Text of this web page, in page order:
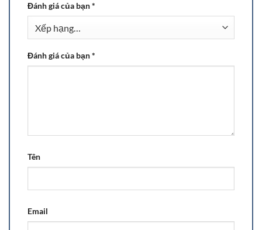
Đánh giá của bạn*
Đánh giá của bạn*
Tên
Email